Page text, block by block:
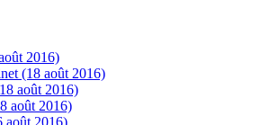
2016)
(18 août 2016)
août 2016)
août 2016)
août 2016)